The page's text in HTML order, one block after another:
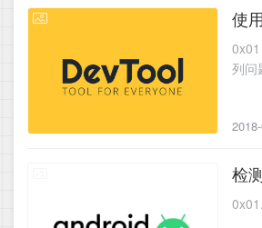
使
列问
检